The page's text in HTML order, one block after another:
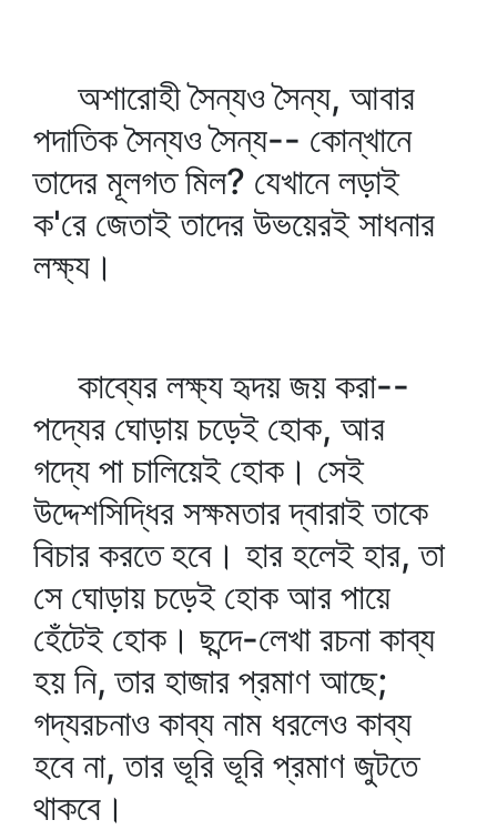
অশারোহী সৈন্যও সৈন্য, আবার
পদাতিক সৈন্যও সৈন্য-- কোন্‌খানে
তাদের মূলগত মিল? যেখানে লড়াই
ক'রে জেতাই তাদের উভয়েরই সাধনার
লক্ষ্য।
কাব্যের লক্ষ্য হৃদয় জয় করা--
পদ্যের ঘোড়ায় চড়েই হোক, আর
গদ্যে পা চালিয়েই হোক। সেই
উদ্দেশসিদ্ধির সক্ষমতার দ্বারাই তাকে
বিচার করতে হবে। হার হলেই হার, তা
সে ঘোড়ায় চড়েই হোক আর পায়ে
হেঁটেই হোক। ছন্দে-লেখা রচনা কাব্য
হয় নি, তার হাজার প্রমাণ আছে;
গদ্যরচনাও কাব্য নাম ধরলেও কাব্য
হবে না, তার ভূরি ভূরি প্রমাণ জুটতে
থাকবে।